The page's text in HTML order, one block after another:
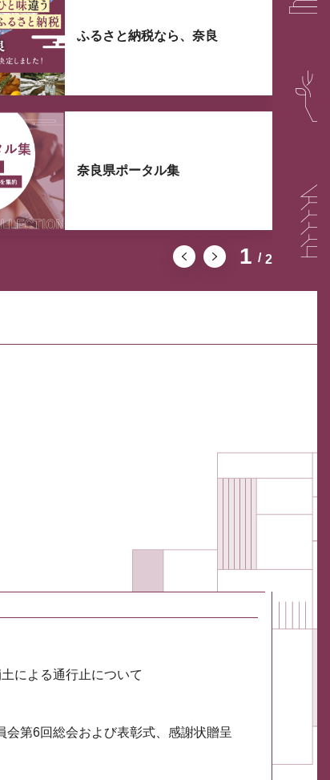
1 2
ふるさと納税なら、奈良
奈良県ポータル集
による通行止について
会第6回総会および表彰式、感謝状贈呈